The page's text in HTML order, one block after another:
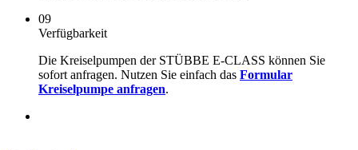
09
Verfügbarkeit
Die Kreiselpumpen der STÜBBE E-CLASS können Sie
sofort anfragen. Nutzen Sie einfach das Formular
Kreiselpumpe anfragen.